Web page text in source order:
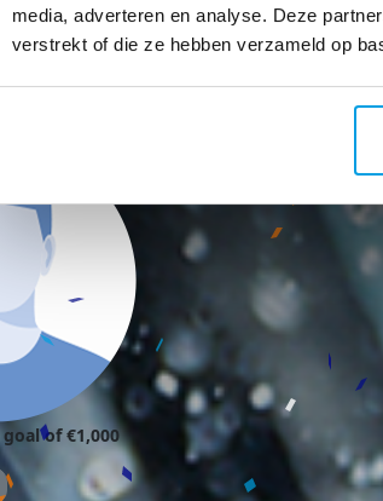
media, adverteren en analyse. Deze
verstrekt of die ze hebben verzameld op
goal of €1,000